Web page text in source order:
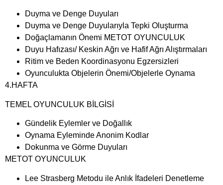
Duyma ve Denge Duyuları
Duyma ve Denge Duyularıyla Tepki Oluşturma
Doğaçlamanın Önemi METOT OYUNCULUK
Duyu Hafızası/ Keskin Ağrı ve Hafif Ağrı Alıştırmaları
Ritim ve Beden Koordinasyonu Egzersizleri
Oyunculukta Objelerin Önemi/Objelerle Oynama
4.HAFTA
TEMEL OYUNCULUK BİLGİSİ
Gündelik Eylemler ve Doğallık
Oynama Eyleminde Anonim Kodlar
Dokunma ve Görme Duyuları
METOT OYUNCULUK
Lee Strasberg Metodu ile Anlık İfadeleri Denetleme